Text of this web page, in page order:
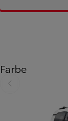
Farbe
Zurück